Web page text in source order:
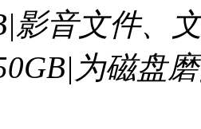
影音文件、
为磁盘